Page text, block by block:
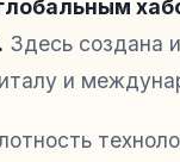
Здесь создана
и